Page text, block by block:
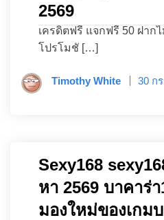
2569
เครดิตฟรี แจกฟรี 50 ฝา
โปรโมชั […]
Timothy White 30 ก
Sexy168
หา 2569 บาคาร่
มองใหม่ของเกม